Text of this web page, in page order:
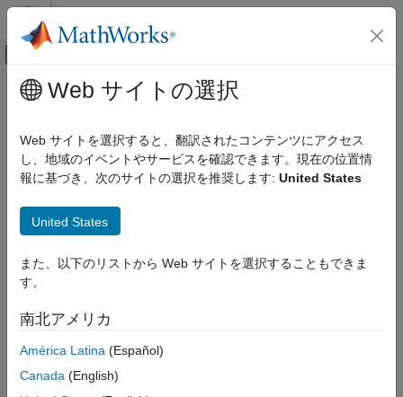
コンテンツへスキップ
オフキャンバス ナビゲーション メ
ドキュメンテーションのホーム
メインコンテンツ
Web サイトの選択
Web サイトを選択すると、翻訳されたコンテンツにアクセス
し、地域のイベントやサービスを確認できます。現在の位置情
報に基づき、次のサイトの選択を推奨します: United States
United States
また、以下のリストから Web サイトを選択することもできま
す。
南北アメリカ
América Latina (Español)
Canada (English)